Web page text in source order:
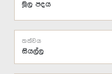
මූල පදය
තත්වය